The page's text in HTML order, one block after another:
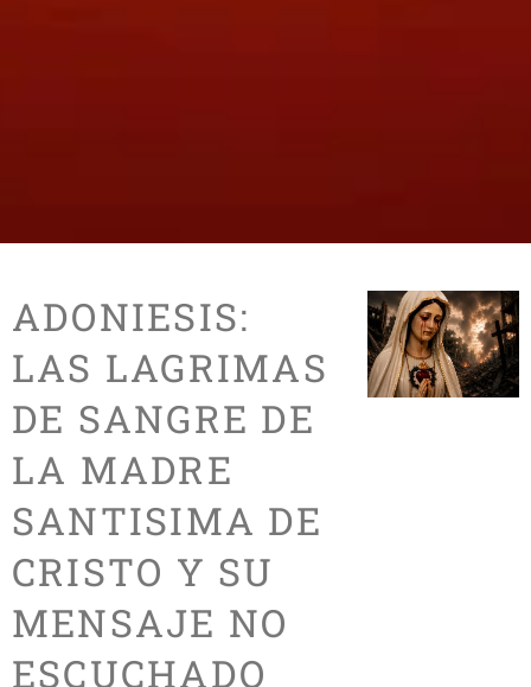
ADONIESIS:
LAS LAGRIMAS
DE SANGRE DE
LA MADRE
SANTISIMA DE
CRISTO Y SU
MENSAJE NO
ESCUCHADO